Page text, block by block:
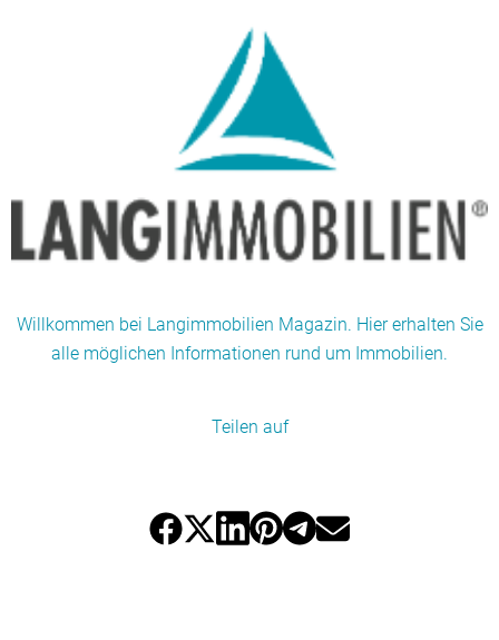
Willkommen bei Langimmobilien Magazin. Hier erhalten Sie
alle möglichen Informationen rund um Immobilien.
Teilen auf